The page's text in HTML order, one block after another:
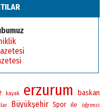
Erzurum’a
kayak erzurum baskan
Büyükşehir Spor ile öğrenci